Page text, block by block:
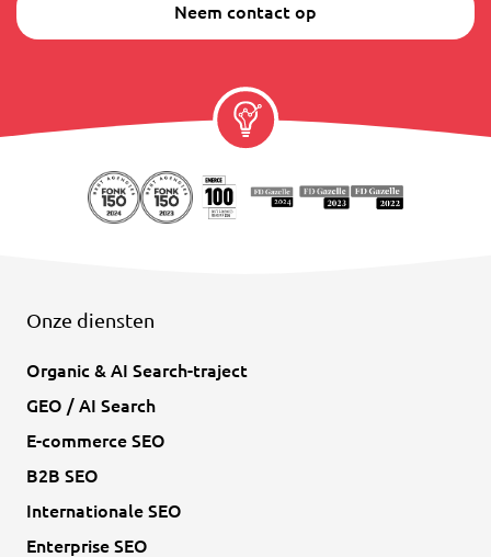
Neem contact op
Onze diensten
Organic & AI Search-traject
GEO / AI Search
E-commerce SEO
B2B SEO
Internationale SEO
Enterprise SEO